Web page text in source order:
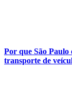
Por que São Paulo
transporte de